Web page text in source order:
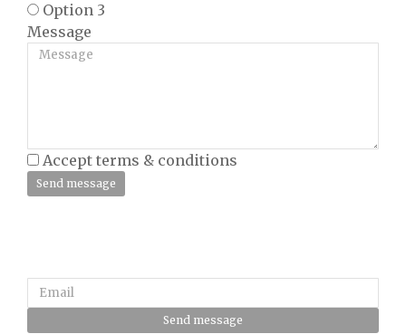
Option 3
Message
Accept terms & conditions
Send message
Send message